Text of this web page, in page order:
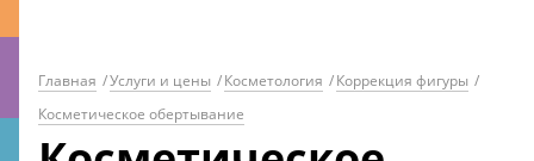
Главная /Услуги и цены /Косметология /Коррекция фигуры /
Косметическое обертывание